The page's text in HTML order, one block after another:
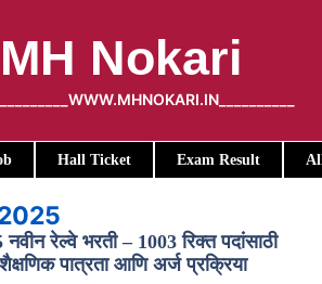
MH Nokari
_________WWW.MHNOKARI.IN__________
Hall Ticket Exam Result
रेल्वे भरती – 1003 रिक्त पदांसाठी
पात्रता आणि अर्ज प्रक्रिया